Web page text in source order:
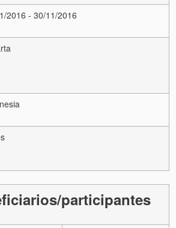
2016 - 30/11/2016
participantes